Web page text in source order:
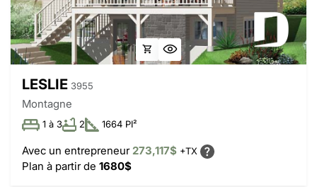
LESLIE 3955
Montagne
1 à 3 2 1664 PI²
Avec un entrepreneur273,117$ +TX
Plan à partir de 1680$